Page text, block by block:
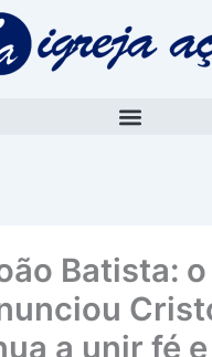
Batista:
a unir fé